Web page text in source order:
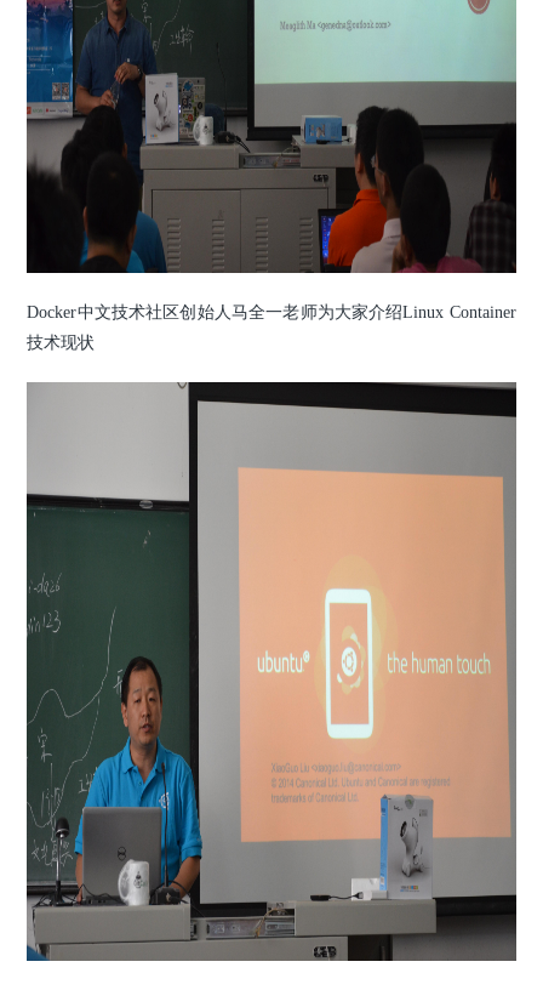
Docker中文技术社区创始人马全一老师为大家介绍Linux Container
技术现状